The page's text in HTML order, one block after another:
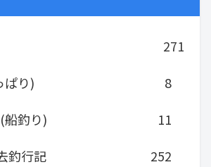
271
ぱり)
8
船釣り)
11
釣行記
252